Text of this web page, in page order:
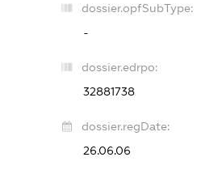
dossier.opfSubType:
-
dossier.edrpo:
32881738
dossier.regDate:
26.06.06